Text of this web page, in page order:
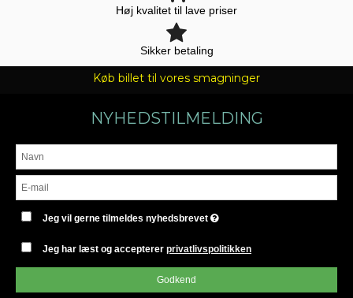
Høj kvalitet til lave priser
Sikker betaling
Køb billet til vores smagninger
NYHEDSTILMELDING
Jeg vil gerne tilmeldes nyhedsbrevet
Jeg har læst og acceptererprivatlivspolitikken
Godkend